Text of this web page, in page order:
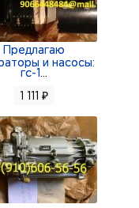
МП-100МТ;
МП-6000А;
300МП-500;
Д-14ФТ 2с;
1,6;
Предлагаю
и насосы:
гс-1
1 111 ₽